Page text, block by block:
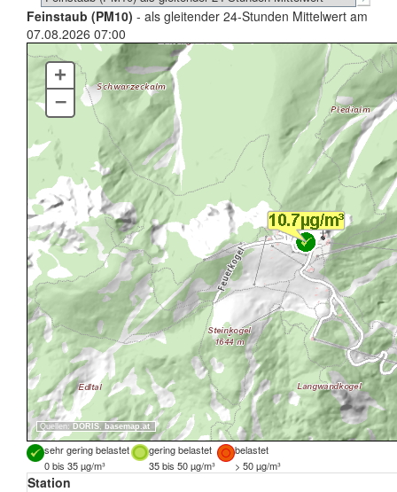
Feinstaub (PM10) - als gleitender 24-Stunden Mittelwert am
07.08.2026 07:00
Quellen: DORIS, basemap.at
+
–
sehr gering belastet gering belastet
belastet
0 bis 35 µg/m³
35 bis 50 µg/m³ > 50 µg/m³
Station